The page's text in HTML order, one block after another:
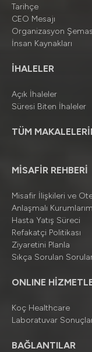
Tarihçe
CEO Mesajı
Organizasyon
İnsan Kaynakları
İHALELER
Açık İhaleler
Süresi Biten İhaleler
TÜM
MİSAFİR REHBERİ
Misafir İlişkileri ve
Anlaşmalı
Hasta Yatış Süreci
Refakatçi Politikası
Ziyaretini Planla
Sıkça Sorulan
ONLINE
Koç Healthcare
Laboratuvar
BAĞLANTILAR